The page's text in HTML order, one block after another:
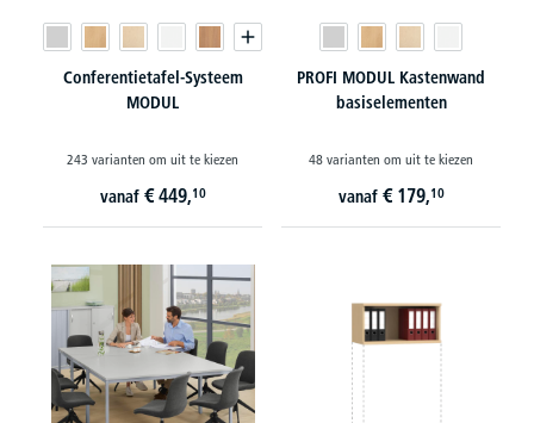
Conferentietafel-Systeem
MODUL
243 varianten om uit te kiezen
vanaf € 449,10
PROFI MODUL Kastenwand
basiselementen
48 varianten om uit te kiezen
vanaf € 179,10